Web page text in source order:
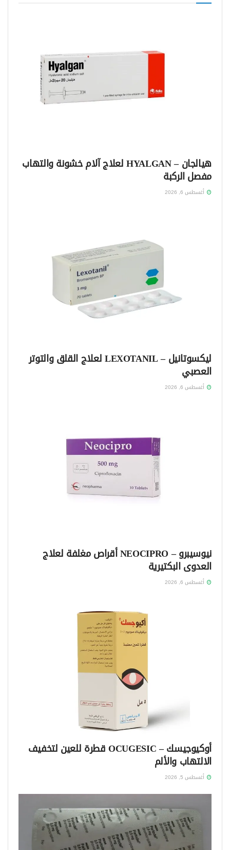
هيالجان – HYALGAN لعلاج آلام خشونة والتهاب
مفصل الركبة
أغسطس 6, 2026
ليكسوتانيل – LEXOTANIL لعلاج القلق والتوتر
العصبي
أغسطس 6, 2026
نيوسيبرو – NEOCIPRO أقراص مغلفة لعلاج
العدوى البكتيرية
أغسطس 6, 2026
أوكيوجيسك – OCUGESIC قطرة للعين لتخفيف
الالتهاب والألم
أغسطس 5, 2026